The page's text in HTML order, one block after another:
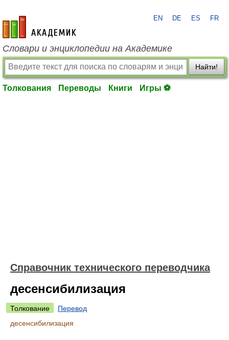
academic.ru
EN DE ES FR
Словари и энциклопедии на Академике
Найти!
Толкования Переводы Книги Игры ⚽
Справочник технического переводчика
десенсибилизация
Толкование
Перевод
десенсибилизация